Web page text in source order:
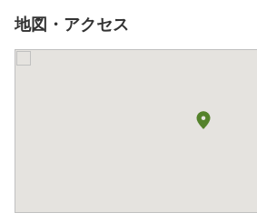
地図・アクセス